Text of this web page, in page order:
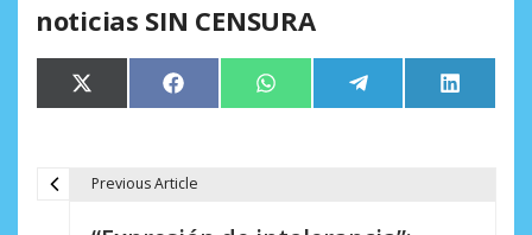
noticias SIN CENSURA
Compartir
en
X
(Twitter)
Compartir
en
Facebook Compartir
en
WhatsApp Compartir
en
Telegram
en
LinkedIn
Previous Article